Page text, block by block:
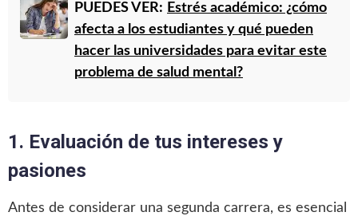
PUEDES VER: Estrés académico: ¿cómo
afecta a los estudiantes y qué pueden
hacer las universidades para evitar este
problema de salud mental?
1. Evaluación de tus intereses y
pasiones
Antes de considerar una segunda carrera, es esencial